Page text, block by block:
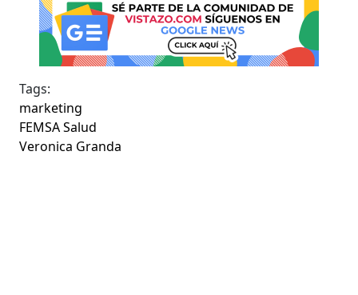
Tags:
marketing
FEMSA Salud
Veronica Granda